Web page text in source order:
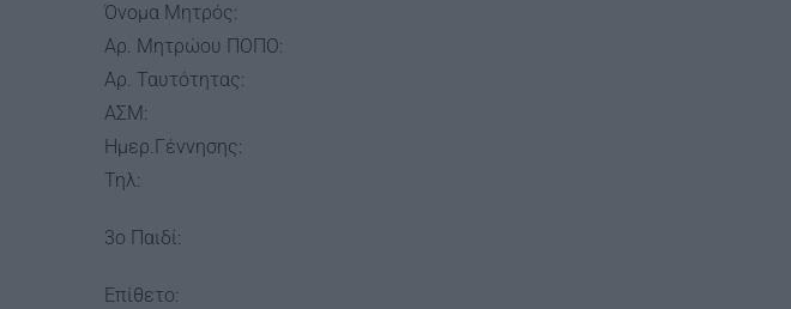
Όνομα Μητρός:
Αρ. Μητρώου ΠΟΠΟ:
Αρ. Ταυτότητας:
ΑΣΜ:
Ημερ.Γέννησης:
Τηλ:
3ο Παιδί:
Επίθετο: